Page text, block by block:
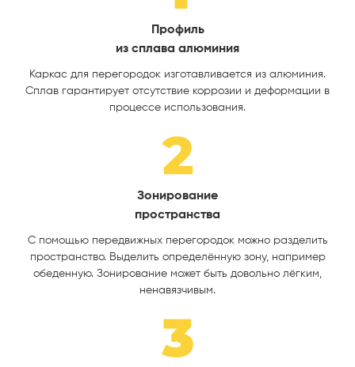
Профиль
из cплава алюминия
Каркас для перегородок изготавливается из алюминия.
Сплав гарантирует отсутствие коррозии и деформации в
процессе использования.
Зонирование
пространства
С помощью передвижных перегородок можно разделить
пространство. Выделить определённую зону, например
обеденную. Зонирование может быть довольно лёгким,
ненавязчивым.